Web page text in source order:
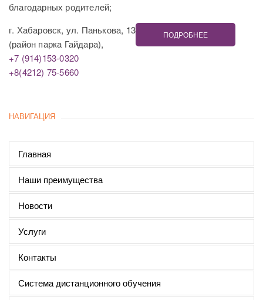
благодарных родителей;
г. Хабаровск, ул. Панькова, 13
(район парка Гайдара),
+7 (914)153-0320
+8(4212) 75-5660
ПОДРОБНЕЕ
НАВИГАЦИЯ
Главная
Наши преимущества
Новости
Услуги
Контакты
Система дистанционного обучения